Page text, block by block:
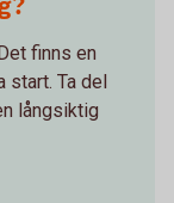
finns en
start. Ta del
långsiktig